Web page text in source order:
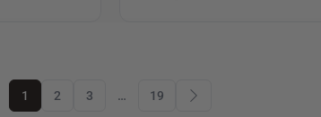
1 2 3 … 19